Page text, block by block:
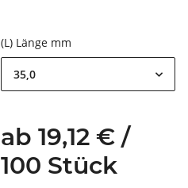
(L) Länge mm
35,0
ab 19,12 € /
100 Stück